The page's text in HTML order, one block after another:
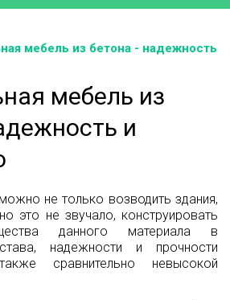
мебель из бетона - надежность
мебель из
и
не только возводить здания,
это не звучало, конструировать
данного материала в
надежности и прочности
сравнительно невысокой